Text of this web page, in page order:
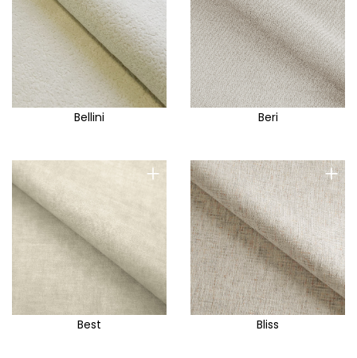
Bellini Beri
+
Best
+
Bliss